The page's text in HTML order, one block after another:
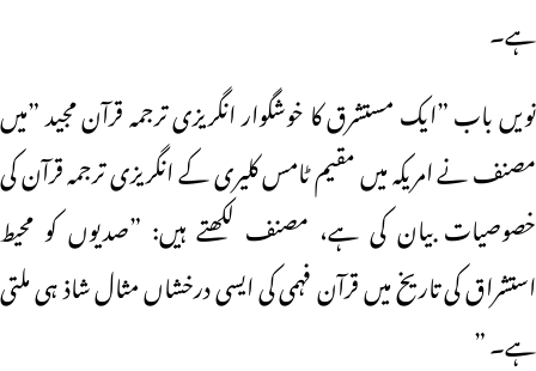
ہے۔
نویں باب ”ایک مستشرق کا خوشگوار انگریزی ترجمہ قرآن مجید ”میں
مصنف نے امریکہ میں مقیم ٹامس کلیری کے انگریزی ترجمہ قرآن کی
خصوصیات بیان کی ہے، مصنف لکھتے ہیں: ”صدیوں کو محیط
استشراق کی تاریخ میں قرآن فہمی کی ایسی درخشاں مثال شاذ ہی ملتی
ہے۔ ”